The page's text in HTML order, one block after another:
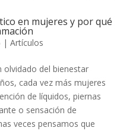
en mujeres y por qué
| Artículos
olvidado del bienestar
cada vez más mujeres
de líquidos, piernas
o sensación de
veces pensamos que